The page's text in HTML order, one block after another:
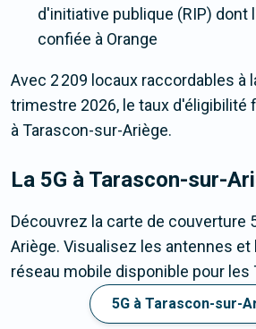
d'initiative publique (RIP) dont
confiée à Orange
Avec 2 209 locaux raccordables à
trimestre 2026, le taux d'éligibilité
à Tarascon-sur-Ariège.
La 5G à Tarascon-sur-
Découvrez la carte de couverture
Ariège. Visualisez les antennes et
réseau mobile disponible pour les
5G à Tarascon-sur-